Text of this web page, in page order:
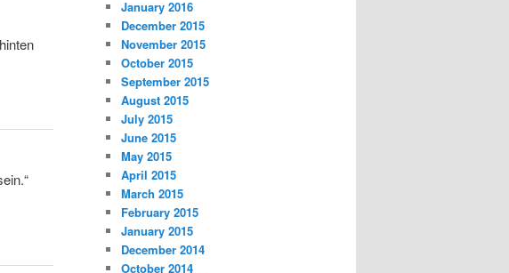
January 2016
December 2015
November 2015
October 2015
September 2015
August 2015
July 2015
June 2015
May 2015
April 2015
March 2015
February 2015
January 2015
December 2014
October 2014